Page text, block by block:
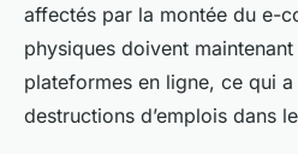
affectés par la montée du e-
physiques doivent
plateformes en ligne, ce qui
destructions d’emplois dans